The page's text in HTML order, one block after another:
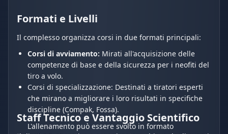
Formati e Livelli
Il complesso organizza corsi in due formati principali:
Corsi di avviamento: Mirati all'acquisizione delle
competenze di base e della sicurezza per i neofiti del
tiro a volo.
Corsi di specializzazione: Destinati a tiratori esperti
che mirano a migliorare i loro risultati in specifiche
discipline (Compak, Fossa).
L'allenamento può essere svolto in formato
Staff Tecnico e Vantaggio Scientifico